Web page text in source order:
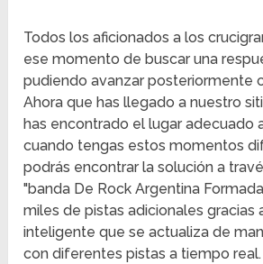
Todos los aficionados a los
ese momento de buscar una
pudiendo avanzar posteriormente
Ahora que has llegado a nuestro
has encontrado el lugar adecuado
cuando tengas estos momentos
podrás encontrar la solución a
"banda De Rock Argentina
miles de pistas adicionales gracias
inteligente que se actualiza de
con diferentes pistas a tiempo real.